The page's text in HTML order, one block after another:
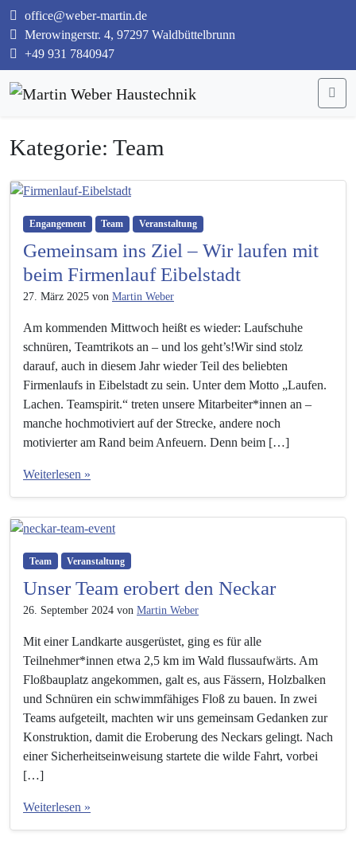
office@weber-martin.de
Merowingerstr. 4, 97297 Waldbüttelbrunn
+49 931 7840947
Kategorie: Team
Engangement Team Veranstaltung
Gemeinsam ins Ziel – Wir laufen mit
beim Firmenlauf Eibelstadt
27. März 2025 von Martin Weber
Am kommenden Mittwoch heißt es wieder: Laufschuhe
schnüren, Teamtrikots an – und los geht’s!Wir sind stolz
darauf, auch in diesem Jahr wieder Teil des beliebten
Firmenlaufs in Eibelstadt zu sein. Unter dem Motto „Laufen.
Lachen. Teamspirit.“ treten unsere Mitarbeiter*innen an –
manche hochmotiviert auf der Strecke, andere noch
motivierter am Rand beim Anfeuern. Denn beim […]
Weiterlesen »
Team Veranstaltung
Unser Team erobert den Neckar
26. September 2024 von Martin Weber
Mit einer Landkarte ausgerüstet, ging es für alle
Teilnehmer*innen etwa 2,5 km im Wald flussaufwärts. Am
Floßbauplatz angekommen, galt es, aus Fässern, Holzbalken
und Schnüren ein schwimmfähiges Floß zu bauen. In zwei
Teams aufgeteilt, machten wir uns gemeinsam Gedanken zur
Konstruktion, damit die Eroberung des Neckars gelingt. Nach
einer Sicherheitseinweisung startete die wilde Fahrt, vorbei
[…]
Weiterlesen »